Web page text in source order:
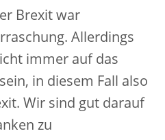
Brexit war
Allerdings
immer auf das
in diesem Fall also
Wir sind gut darauf
zu